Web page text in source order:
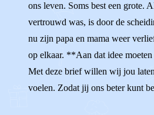
ons leven. Soms best een grote.
vertrouwd was, is door de
nu zijn papa en mama weer
op elkaar. **Aan dat idee
Met deze brief willen wij jou
voelen. Zodat jij ons beter kunt